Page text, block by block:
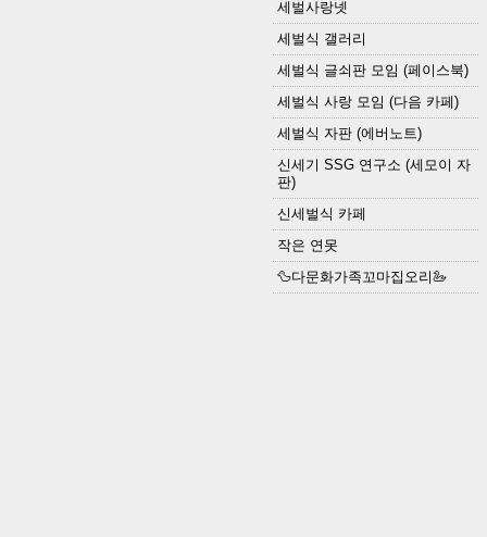
세벌사랑넷
세벌식 갤러리
세벌식 글쇠판 모임 (페이스북)
세벌식 사랑 모임 (다음 카페)
세벌식 자판 (에버노트)
신세기 SSG 연구소 (세모이 자
판)
신세벌식 카페
작은 연못
🦆다문화가족꼬마집오리🦢